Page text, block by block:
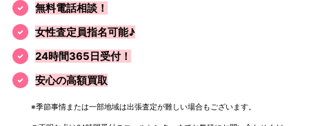
無料電話相談！
女性査定員指名可能♪
24時間365日受付！
安心の高額買取
※季節事情または一部地域は出張査定が難しい場合もございます。